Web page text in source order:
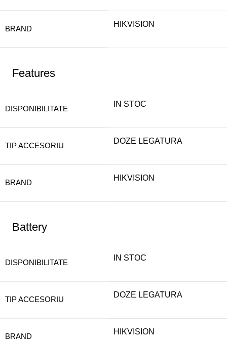
BRAND
HIKVISION
Features
DISPONIBILITATE
IN STOC
TIP ACCESORIU
DOZE LEGATURA
BRAND
HIKVISION
Battery
DISPONIBILITATE
IN STOC
TIP ACCESORIU
DOZE LEGATURA
BRAND
HIKVISION